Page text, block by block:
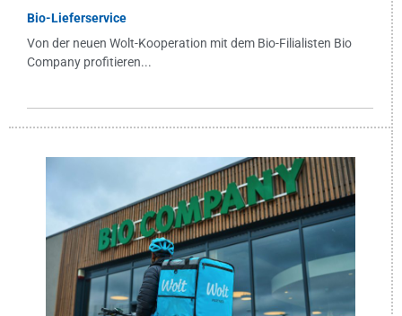
Bio-Lieferservice
Von der neuen Wolt-Kooperation mit dem Bio-Filialisten Bio
Company profitieren...